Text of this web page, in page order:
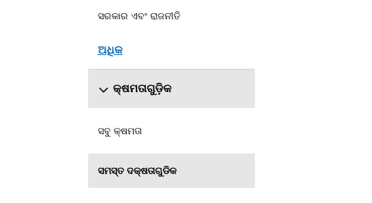
ସରକାର ଏବଂ ରାଜନୀତି
ଅଧିକ
କ୍ଷମତାଗୁଡ଼ିକ
ସବୁ କ୍ଷମତା
ସମସ୍ତ ଦକ୍ଷତାଗୁଡିକ